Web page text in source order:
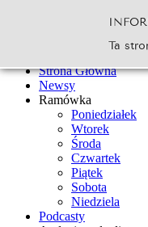
Strona Główna
Newsy
Ramówka
Poniedziałek
Wtorek
Środa
Czwartek
Piątek
Sobota
Niedziela
Podcasty
Ta